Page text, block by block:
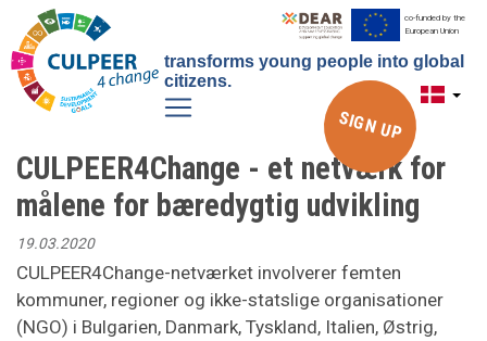
hovedindhold
transforms young people into global
citizens.
SIGN UP
co-funded by the
European Union
CULPEER4Change - et netværk for
målene for bæredygtig udvikling
19.03.2020
CULPEER4Change-netværket involverer femten
kommuner, regioner og ikke-statslige organisationer
(NGO) i Bulgarien, Danmark, Tyskland, Italien, Østrig,